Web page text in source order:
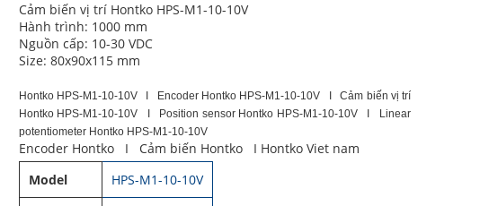
Cảm biến vị trí Hontko HPS-M1-10-10V
Hành trình: 1000 mm
Nguồn cấp: 10-30 VDC
Size: 80x90x115 mm
Hontko HPS-M1-10-10V I Encoder Hontko HPS-M1-10-10V I Cảm biến vị trí
Hontko HPS-M1-10-10V I Position sensor Hontko HPS-M1-10-10V I Linear
potentiometer Hontko HPS-M1-10-10V
Encoder Hontko I Cảm biến Hontko I Hontko Viet nam
Model
HPS-M1-10-10V